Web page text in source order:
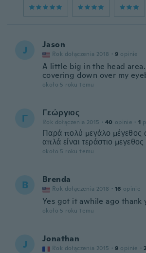
J Jason
Rok dołączenia 2018 · 9 opinie
A little big in the head
covering down over my
około 5 roku temu
Γ Γεώργιος
Rok dołączenia 2015 · 40 opinie · 1
Παρά πολύ μεγάλο μέγεθος
απλά είναι τεράστιο μεγεθος
około 5 roku temu
B Brenda
Rok dołączenia 2018 · 16 opinie
Yes got it awhile ago thank
około 5 roku temu
J Jonathan
Rok dołączenia 2015 · 9 opinie · 2